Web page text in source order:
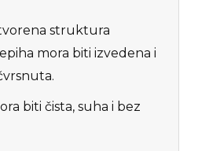
struktura
mora biti izvedena i
biti čista, suha i bez